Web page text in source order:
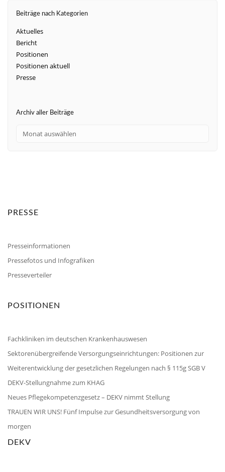
Beiträge nach Kategorien
Aktuelles
Bericht
Positionen
Positionen aktuell
Presse
Archiv aller Beiträge
PRESSE
Presseinformationen
Pressefotos und Infografiken
Presseverteiler
POSITIONEN
Fachkliniken im deutschen Krankenhauswesen
Sektorenübergreifende Versorgungseinrichtungen: Positionen zur
Weiterentwicklung der gesetzlichen Regelungen nach § 115g SGB V
DEKV-Stellungnahme zum KHAG
Neues Pflegekompetenzgesetz – DEKV nimmt Stellung
TRAUEN WIR UNS! Fünf Impulse zur Gesundheitsversorgung von
morgen
DEKV